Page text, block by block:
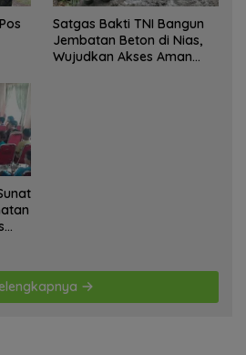
Satgas Bakti TNI Bangun
Jembatan Beton di Nias,
Wujudkan Akses Aman